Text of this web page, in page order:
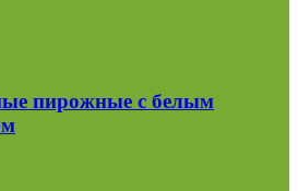
пирожные с белым